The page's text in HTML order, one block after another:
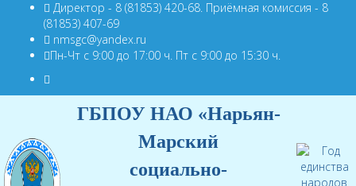
Директор - 8 (81853) 420-68. Приёмная комиссия - 8
(81853) 407-69
nmsgc@yandex.ru
Пн-Чт с 9:00 до 17:00 ч. Пт с 9:00 до 15:30 ч.
ГБПОУ НАО «Нарьян-
Марский
социально-